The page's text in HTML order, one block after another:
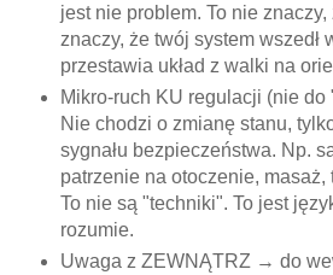
jest nie problem. To nie znaczy,
znaczy, że twój system wszedł
przestawia układ z walki na
Mikro-ruch KU regulacji (nie do
Nie chodzi o zmianę stanu,
sygnału bezpieczeństwa. Np.
patrzenie na otoczenie, masaż,
To nie są "techniki". To jest
rozumie.
Uwaga z ZEWNĄTRZ → do